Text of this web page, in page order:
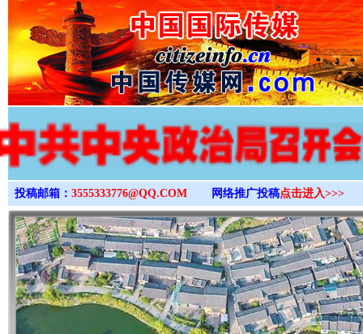
>
投稿邮箱： 3555333776@QQ.COM 网络推广投稿点击进入>>>